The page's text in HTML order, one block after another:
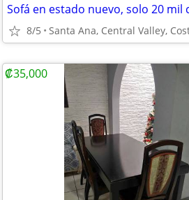
Sofá en estado nuevo, solo 20 mil
8/5 Santa Ana, Central Valley,
₡35,000